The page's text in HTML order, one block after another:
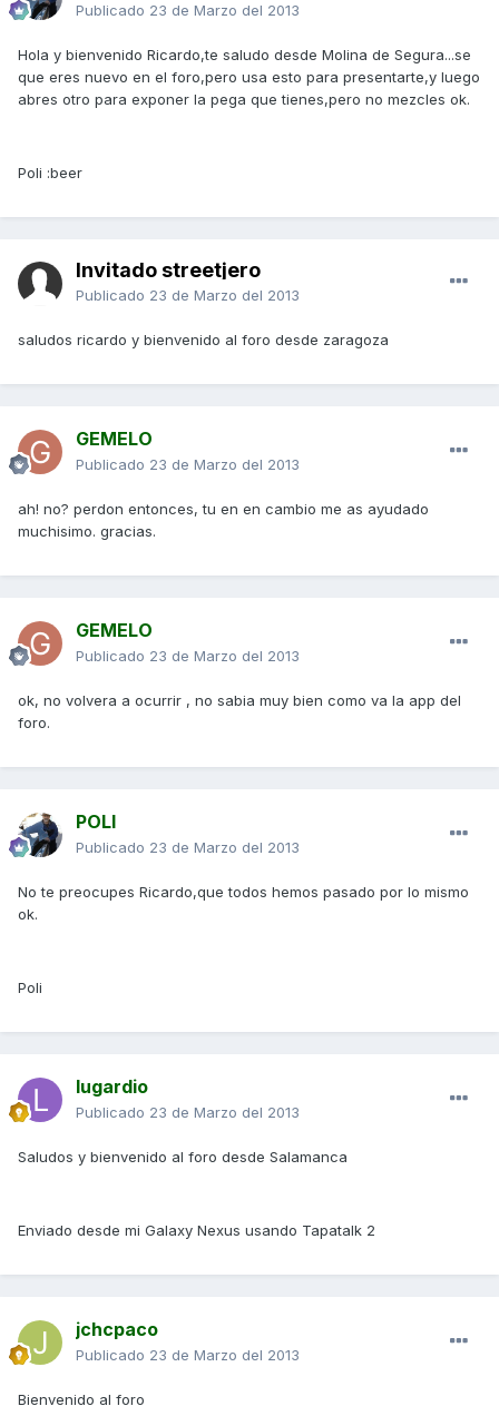
Publicado 23 de Marzo del 2013
Hola y bienvenido Ricardo,te saludo desde Molina de Segura...se
que eres nuevo en el foro,pero usa esto para presentarte,y luego
abres otro para exponer la pega que tienes,pero no mezcles ok.
Poli :beer
Invitado streetjero
Publicado 23 de Marzo del 2013
saludos ricardo y bienvenido al foro desde zaragoza
GEMELO
Publicado 23 de Marzo del 2013
ah! no? perdon entonces, tu en en cambio me as ayudado
muchisimo. gracias.
GEMELO
Publicado 23 de Marzo del 2013
ok, no volvera a ocurrir , no sabia muy bien como va la app del
foro.
POLI
Publicado 23 de Marzo del 2013
No te preocupes Ricardo,que todos hemos pasado por lo mismo
ok.
Poli
lugardio
Publicado 23 de Marzo del 2013
Saludos y bienvenido al foro desde Salamanca
Enviado desde mi Galaxy Nexus usando Tapatalk 2
jchcpaco
Publicado 23 de Marzo del 2013
Bienvenido al foro